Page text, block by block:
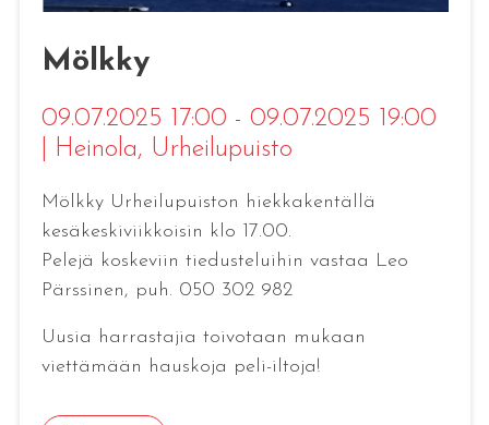
Mölkky
09.07.2025 17:00 - 09.07.2025 19:00
Heinola, Urheilupuisto
Mölkky Urheilupuiston hiekkakentällä
kesäkeskiviikkoisin klo 17.00.
Pelejä koskeviin tiedusteluihin vastaa Leo
Pärssinen, puh. 050 302 982
Uusia harrastajia toivotaan mukaan
viettämään hauskoja peli-iltoja!